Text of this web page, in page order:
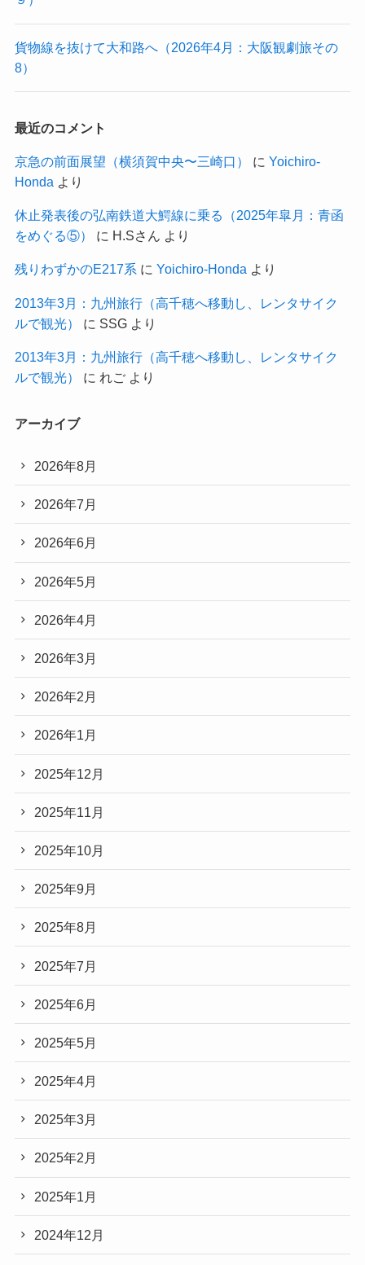
貨物線を抜けて大和路へ（2026年4月：大阪観劇旅その
8）
最近のコメント
京急の前面展望（横須賀中央〜三崎口） に Yoichiro-
Honda より
休止発表後の弘南鉄道大鰐線に乗る（2025年皐月：青函
をめぐる⑤）
に H.Sさん より
残りわずかのE217系 に Yoichiro-Honda より
2013年3月：九州旅行（高千穂へ移動し、レンタサイク
ルで観光）
に SSGより
2013年3月：九州旅行（高千穂へ移動し、レンタサイク
ルで観光）
に れごより
アーカイブ
2026年8月
2026年7月
2026年6月
2026年5月
2026年4月
2026年3月
2026年2月
2026年1月
2025年12月
2025年11月
2025年10月
2025年9月
2025年8月
2025年7月
2025年6月
2025年5月
2025年4月
2025年3月
2025年2月
2025年1月
2024年12月